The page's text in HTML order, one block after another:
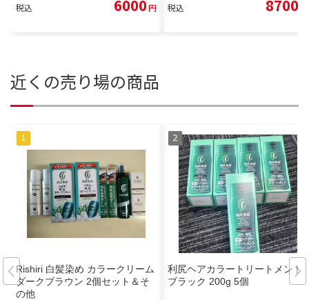
税込 6000円 税込 8700
近くの売り場の商品
Rishiri 白髪染め カラークリーム
ダークブラウン 2個セット＆そ
の他
利尻ヘアカラートリートメント
ブラック 200g 5個